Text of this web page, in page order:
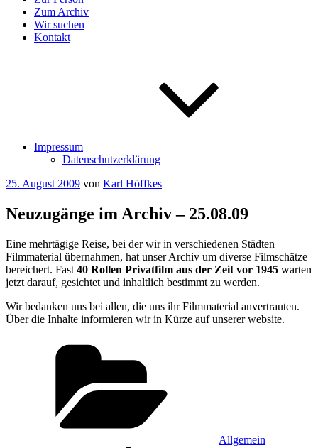
Zum Archiv
Wir suchen
Kontakt
Impressum
Datenschutzerklärung
Veröffentlicht
25. August 2009 von Karl Höffkes
Neuzugänge im Archiv – 25.08.09
Eine mehrtägige Reise, bei der wir in verschiedenen Städten
Filmmaterial übernahmen, hat unser Archiv um diverse Filmschätze
bereichert. Fast 40 Rollen Privatfilm aus der Zeit vor 1945 warten
jetzt darauf, gesichtet und inhaltlich bestimmt zu werden.
Wir bedanken uns bei allen, die uns ihr Filmmaterial anvertrauten.
Über die Inhalte informieren wir in Kürze auf unserer website.
Allgemein